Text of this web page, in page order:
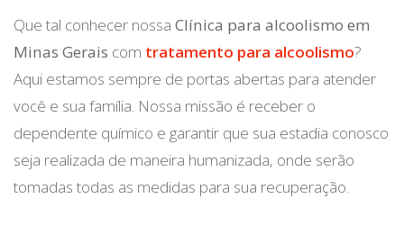
Que tal conhecer nossa Clínica para alcoolismo em
Minas Gerais com tratamento para alcoolismo?
Aqui estamos sempre de portas abertas para atender
você e sua família. Nossa missão é receber o
dependente químico e garantir que sua estadia conosco
seja realizada de maneira humanizada, onde serão
tomadas todas as medidas para sua recuperação.